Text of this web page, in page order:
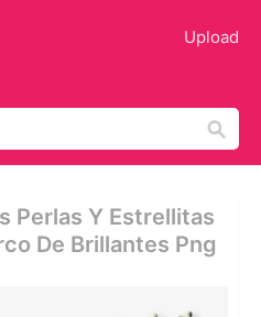
Upload
Perlas Y Estrellitas
De Brillantes Png